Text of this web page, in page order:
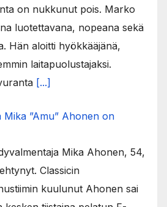
on nukkunut pois. Marko
luotettavana, nopeana sekä
Hän aloitti hyökkääjänä,
laitapuolustajaksi.
[...]
Mika ”Amu” Ahonen on
Mika Ahonen, 54,
Classicin
kuulunut Ahonen sai